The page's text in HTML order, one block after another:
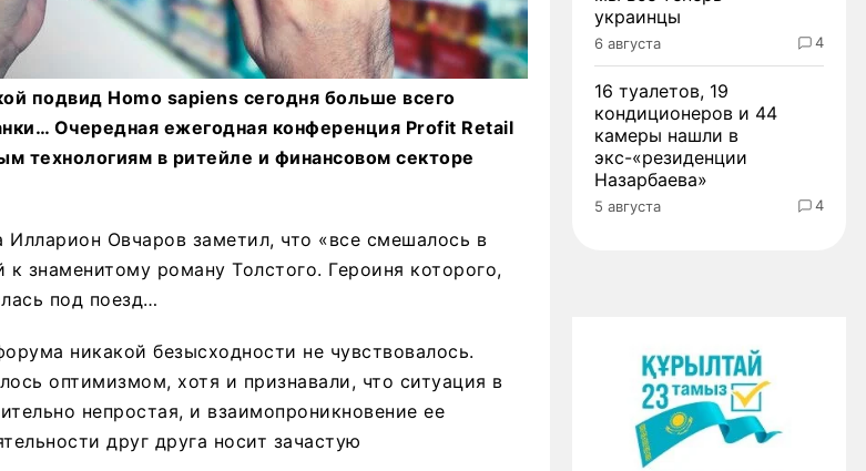
подвид Homo sapiens сегодня больше всего
Очередная ежегодная конференция Profit Retail
технологиям в ритейле и финансовом секторе
Овчаров заметил, что «все смешалось в
знаменитому роману Толстого. Героиня которого,
под поезд…
никакой безысходности не чувствовалось.
оптимизмом, хотя и признавали, что ситуация в
непростая, и взаимопроникновение ее
друг друга носит зачастую
украинцы
6 августа 4
16 туалетов, 19
кондиционеров и 44
камеры нашли в
экс-«резиденции
Назарбаева»
5 августа 4